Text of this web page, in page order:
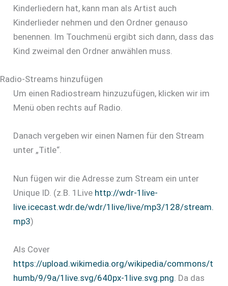
Kinderliedern hat, kann man als Artist auch
Kinderlieder nehmen und den Ordner genauso
benennen. Im Touchmenü ergibt sich dann, dass das
Kind zweimal den Ordner anwählen muss.
Radio-Streams hinzufügen
Um einen Radiostream hinzuzufügen, klicken wir im
Menü oben rechts auf Radio.
Danach vergeben wir einen Namen für den Stream
unter „Title“.
Nun fügen wir die Adresse zum Stream ein unter
Unique ID. (z.B. 1Live http://wdr-1live-
live.icecast.wdr.de/wdr/1live/live/mp3/128/stream.
mp3)
Als Cover
https://upload.wikimedia.org/wikipedia/commons/t
humb/9/9a/1live.svg/640px-1live.svg.png . Da das